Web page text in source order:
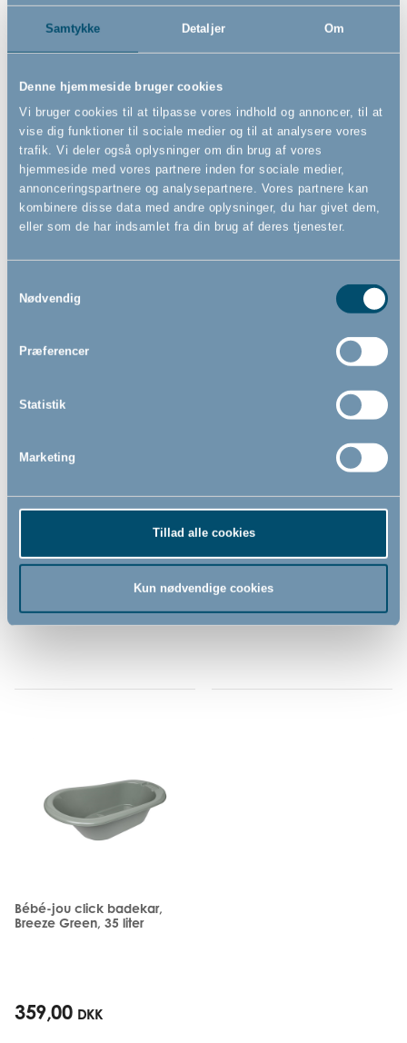
Samtykke Detaljer Om
Denne hjemmeside bruger cookies
Vi bruger cookies til at tilpasse vores indhold og annoncer, til at
vise dig funktioner til sociale medier og til at analysere vores
trafik. Vi deler også oplysninger om din brug af vores
hjemmeside med vores partnere inden for sociale medier,
annonceringspartnere og analysepartnere. Vores partnere kan
kombinere disse data med andre oplysninger, du har givet dem,
eller som de har indsamlet fra din brug af deres tjenester.
Nødvendig
Præferencer
Statistik
Marketing
Tillad alle cookies
Kun nødvendige cookies
Bébé-jou justerbart
229,00 DKK
Bébé-jou potte, Breeze
119,00 DKK
Bébé-jou kam og børste sæt,
Breeze Green
Bébé-jou hoved/hale-fad,
Breeze Green
139,00
Bébé-jou click badekar,
Breeze Green, 35 liter
359,00 DKK